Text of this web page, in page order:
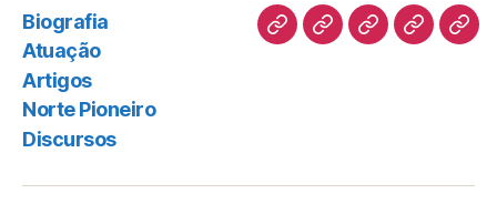
Biografia
Atuação
Artigos
Norte Pioneiro
Discursos
BiografiaAtuaçãoArtigosNorte